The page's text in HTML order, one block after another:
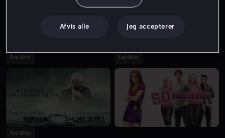
Fra 49 kr Lej 49 kr
Fra 59 kr
Afvis alle Jeg accepterer